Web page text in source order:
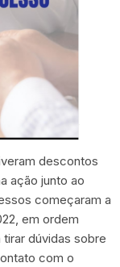
descontos
ação junto ao
começaram a
em ordem
dúvidas sobre
com o